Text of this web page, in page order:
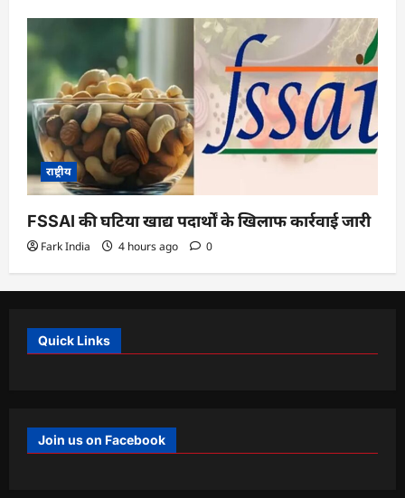
राष्ट्रीय
FSSAI की घटिया खाद्य पदार्थों के खिलाफ कार्रवाई जारी
Fark India 4 hours ago 0
Quick Links
Join us on Facebook